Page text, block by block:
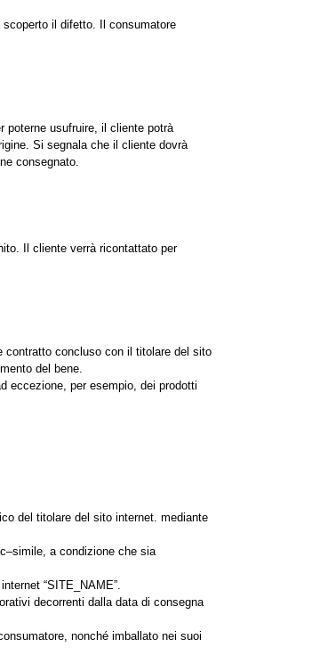
il difetto. Il consumatore
poterne usufruire, il cliente potrà
Si segnala che il cliente dovrà
consegnato.
Il cliente verrà ricontattato per
contratto concluso con il titolare del sito
del bene.
eccezione, per esempio, dei prodotti
del titolare del sito internet. mediante
a condizione che sia
“SITE_NAME”.
decorrenti dalla data di consegna
nonché imballato nei suoi